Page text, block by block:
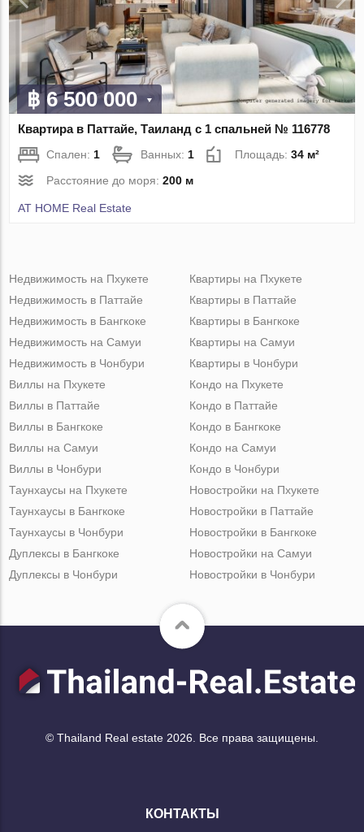
฿ 6 500 000
Квартира в Паттайе, Таиланд с 1 спальней № 116778
Спален: 1 Ванных: 1 Площадь:34 м²
Расстояние до моря:200 м
AT HOME Real Estate
Недвижимость на Пхукете
Недвижимость в Паттайе
Недвижимость в Бангкоке
Недвижимость на Самуи
Недвижимость в Чонбури
Квартиры на Пхукете
Квартиры в Паттайе
Квартиры в Бангкоке
Квартиры на Самуи
Квартиры в Чонбури
Виллы на Пхукете
Виллы в Паттайе
Виллы в Бангкоке
Виллы на Самуи
Виллы в Чонбури
Кондо на Пхукете
Кондо в Паттайе
Кондо в Бангкоке
Кондо на Самуи
Кондо в Чонбури
Таунхаусы на Пхукете
Таунхаусы в Бангкоке
Таунхаусы в Чонбури
Дуплексы в Бангкоке
Дуплексы в Чонбури
Новостройки на Пхукете
Новостройки в Паттайе
Новостройки в Бангкоке
Новостройки на Самуи
Новостройки в Чонбури
© Thailand Real estate 2026. Все права защищены.
КОНТАКТЫ